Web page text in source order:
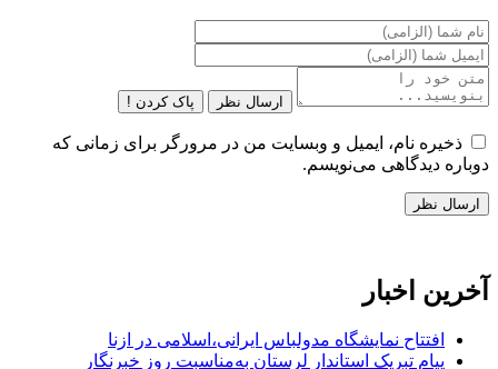
ارسال نظر پاک کردن !
ذخیره نام، ایمیل و وبسایت من در مرورگر برای زمانی که
دوباره دیدگاهی می‌نویسم.
آخرین اخبار
افتتاح نمایشگاه مدولباس ایرانی،اسلامی در ازنا
پیام تبریک استاندار لرستان به‌مناسبت روز خبرنگار